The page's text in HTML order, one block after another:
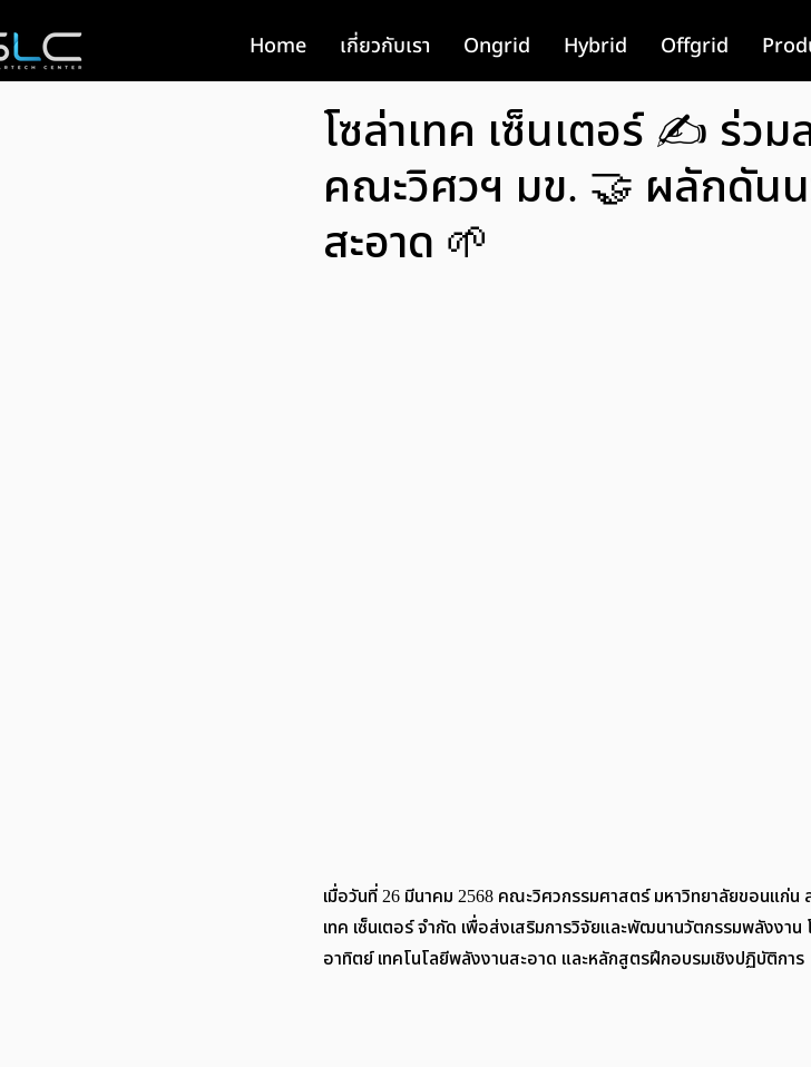
Home เกี่ยวกับเรา Ongrid Hybrid Offgrid
โซล่าเทค เซ็นเตอร์ ✍️ ร่ว
คณะวิศวฯ มข. 🤝 ผลักดัน
สะอาด 🌱
เมื่อวันที่ 26 มีนาคม 2568 คณะวิศวกรรมศาสตร์ มหาวิทยาลัยขอนแก่น
เทค เซ็นเตอร์ จำกัด เพื่อส่งเสริมการวิจัยและพัฒนานวัตกรรมพลังงา
อาทิตย์ เทคโนโลยีพลังงานสะอาด และหลักสูตรฝึกอบรมเชิงปฏิบัติการ